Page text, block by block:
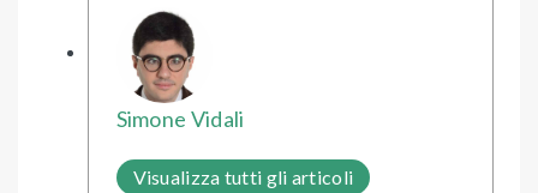
Simone Vidali
Visualizza tutti gli articoli